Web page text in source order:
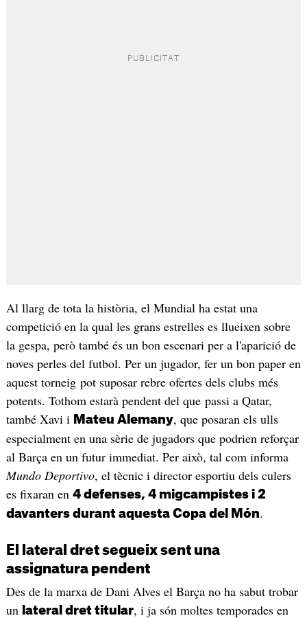
Al llarg de tota la història, el Mundial ha estat una
competició en la qual les grans estrelles es llueixen sobre
la gespa, però també és un bon escenari per a l'aparició de
noves perles del futbol. Per un jugador, fer un bon paper en
aquest torneig pot suposar rebre ofertes dels clubs més
potents. Tothom estarà pendent del que passi a Qatar,
també Xavi i Mateu Alemany, que posaran els ulls
especialment en una sèrie de jugadors que podrien reforçar
al Barça en un futur immediat. Per això, tal com informa
Mundo Deportivo, el tècnic i director esportiu dels culers
es fixaran en 4 defenses, 4 migcampistes i 2
davanters durant aquesta Copa del Món.
El lateral dret segueix sent una
assignatura pendent
Des de la marxa de Dani Alves el Barça no ha sabut trobar
un
lateral dret titular, i ja són moltes temporades en